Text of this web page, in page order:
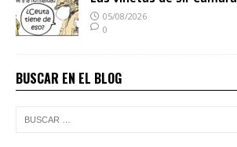
05/08/2026
0
BUSCAR EN EL BLOG